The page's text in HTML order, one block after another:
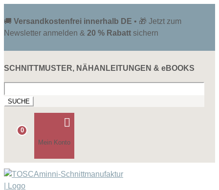
🚚 Versandkostenfrei innerhalb DE • 🎁 Jetzt zum
Newsletter anmelden & 20 % Rabatt sichern
SCHNITTMUSTER, NÄHANLEITUNGEN & eBOOKS
nach:
0

Mein Konto